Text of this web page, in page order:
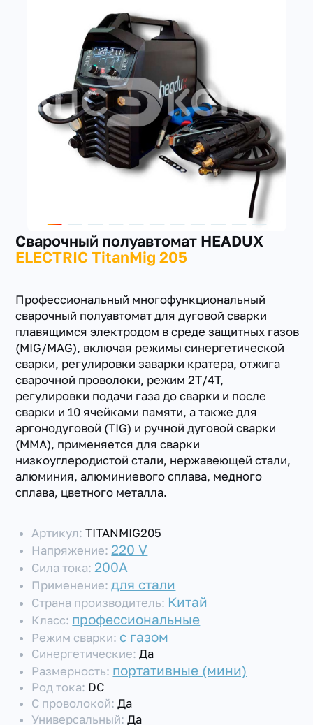
+7(351) 223-98-74
заказать звонок
Сварочный полуавтомат HEADUX
ELECTRIC TitanMig 205
Профессиональный многофункциональный
сварочный полуавтомат для дуговой сварки
плавящимся электродом в среде защитных газов
(MIG/MAG), включая режимы синергетической
сварки, регулировки заварки кратера, отжига
сварочной проволоки, режим 2Т/4Т,
регулировки подачи газа до сварки и после
сварки и 10 ячейками памяти, а также для
аргонодуговой (TIG) и ручной дуговой сварки
(MMA), применяется для сварки
низкоуглеродистой стали, нержавеющей стали,
алюминия, алюминиевого сплава, медного
сплава, цветного металла.
Артикул:TITANMIG205
Напряжение:220 V
Сила тока:200А
Применение:для стали
Страна производитель: Китай
Класс: профессиональные
Режим сварки: с газом
Синергетические:Да
Размерность: портативные (мини)
Род тока: DC
С проволокой:Да
Универсальный:Да